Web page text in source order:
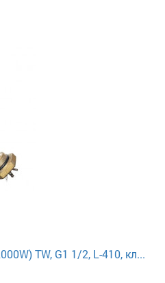
TW, G1 1/2, L-410, кл...